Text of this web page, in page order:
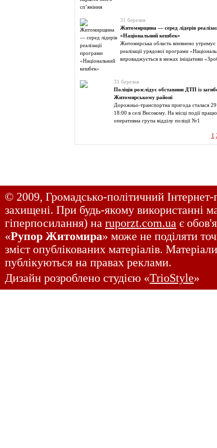
31 березня
Житомирщина — серед лідерів
«Національний кешбек»
Житомирська область впевнено утримує
реалізації урядової програми
впроваджується в межах ініціативи
31 березня
Поліція розслідує обставини ДТП із
Житомирському районі
Дорожньо-транспортна пригода сталася 29
18:00 в селі Високому. На місці події
оперативна група відділу поліції №1
1
© 2009, Громадсько-політичний Інтернет-
захищені. При будь-якому використанні
гіперпосилання) на ruporzt.com.ua є
«Рупор Житомира» може не поділяти
зміст опублікованих матеріалів.
публікуються на правах реклами.
Дизайн розроблено студією «TrioStyle»